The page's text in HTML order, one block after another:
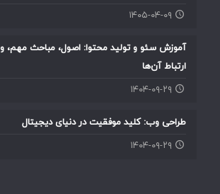
۱۴۰۵-۰۴-۰۹
آموزش سئو و تولید محتوا: اصول، مباحث مهم، و
ارتباط آن‌ها
۱۴۰۴-۰۹-۲۹
طراحی وب: کلید موفقیت در دنیای دیجیتال
۱۴۰۴-۰۹-۲۹